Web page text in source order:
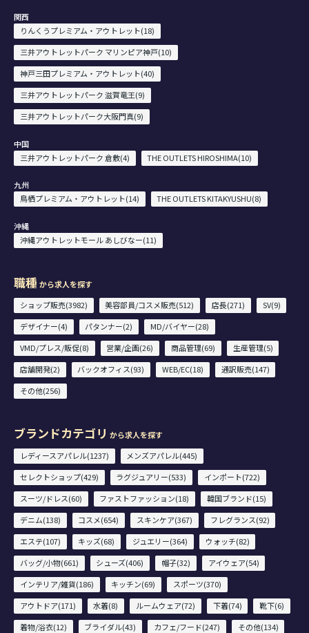
関西
りんくうプレミアム・アウトレット(18)
三井アウトレットパーク マリンピア神戸(10)
神戸三田プレミアム・アウトレット(40)
三井アウトレットパーク 滋賀竜王(9)
三井アウトレットパーク大阪門真(9)
中国
三井アウトレットパーク 倉敷(4)
THE OUTLETS HIROSHIMA(10)
九州
鳥栖プレミアム・アウトレット(14)
THE OUTLETS KITAKYUSHU(8)
沖縄
沖縄アウトレットモール あしびなー(11)
職種 から求人を探す
ショップ販売(3982)
美容部員/コスメ販売(512) 店長(271)
SV(9)
デザイナー(4)
パタンナー(2)
MD/バイヤー(28)
VMD/プレス/販促(8)
営業/企画(26) 商品管理(69)
生産管理(5)
店舗開発(2)
バックオフィス(93) WEB/EC(18)
通訳販売(147)
その他(256)
ブランドカテゴリ から求人を探す
レディースアパレル(1237)
メンズアパレル(445)
セレクトショップ(429)
ラグジュアリー(533)
インポート(722)
スーツ/ドレス(60)
ファストファッション(18)
韓国ブランド(15)
デニム(138)
コスメ(654) スキンケア(367)
フレグランス(92)
エステ(107)
キッズ(68) ジュエリー(364)
ウォッチ(82)
バッグ/小物(661)
シューズ(406) 帽子(32)
アイウェア(54)
インテリア/雑貨(186)
キッチン(69)
スポーツ(370)
アウトドア(171)
水着(8) ルームウェア(72) 下着(74)
靴下(6)
着物/浴衣(12)
ブライダル(43) カフェ/フード(247) その他(134)